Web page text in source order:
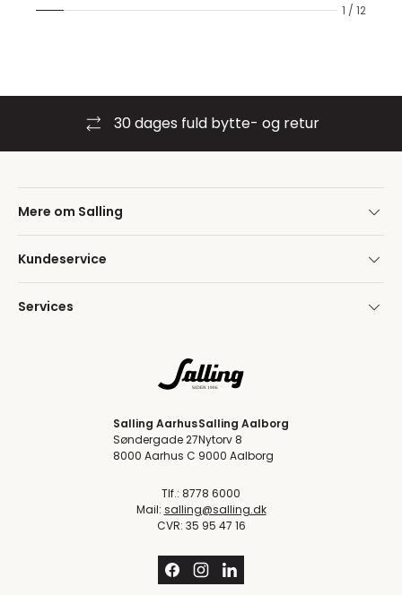
1 / 12
30 dages fuld bytte- og retur
Mere om Salling
Kundeservice
Services
Salling Aarhus
Søndergade 27
8000 Aarhus C
Salling Aalborg
Nytorv 8
9000 Aalborg
Tlf.: 8778 6000
Mail: salling@salling.dk
CVR: 35 95 47 16